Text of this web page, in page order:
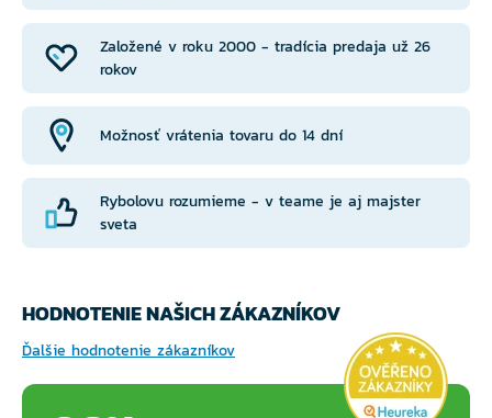
Založené v roku 2000 - tradícia predaja už 26
rokov
Možnosť vrátenia tovaru do 14 dní
Rybolovu rozumieme - v teame je aj majster
sveta
HODNOTENIE NAŠICH ZÁKAZNÍKOV
Ďalšie hodnotenie zákazníkov